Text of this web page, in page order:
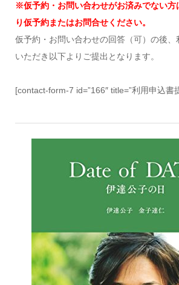
※仮予約・お問い合わせがお済みでない方
り仮予約またはお問合せください。
仮予約・お問い合わせの回答（可）の後、
いただき以下よりご提出となります。
[contact-form-7 id=”166″ title=”利用申込書